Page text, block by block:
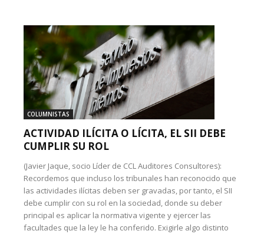
COLUMNISTAS
ACTIVIDAD ILÍCITA O LÍCITA, EL SII DEBE
CUMPLIR SU ROL
(Javier Jaque, socio Líder de CCL Auditores Consultores):
Recordemos que incluso los tribunales han reconocido que
las actividades ilícitas deben ser gravadas, por tanto, el SII
debe cumplir con su rol en la sociedad, donde su deber
principal es aplicar la normativa vigente y ejercer las
facultades que la ley le ha conferido. Exigirle algo distinto